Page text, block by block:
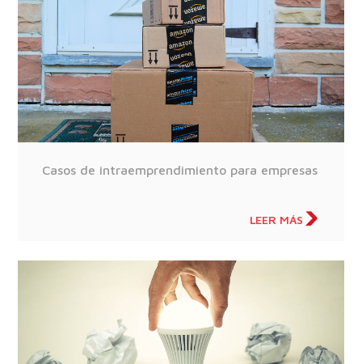
Casos de intraemprendimiento para empresas
LEER MÁS